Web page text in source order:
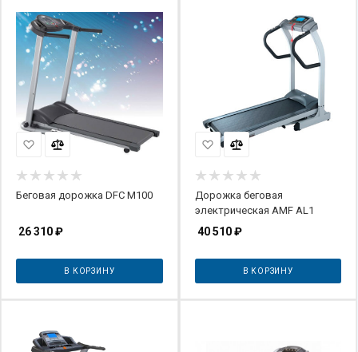
Беговая дорожка DFC M100
26 310₽
В КОРЗИНУ
Дорожка беговая
электрическая AMF AL1
40 510₽
В КОРЗИНУ